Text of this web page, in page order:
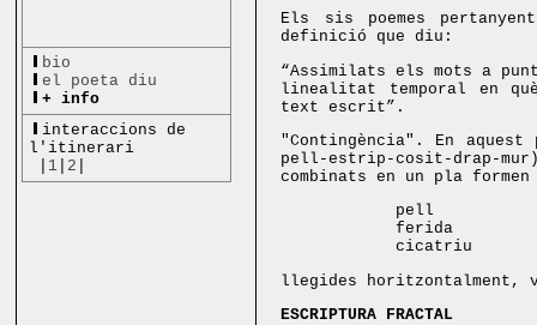
bio
el poeta diu
+ info
interaccions de
l'itinerari
1 2
Els sis poemes
definició que diu:
“Assimilats els mots a
linealitat temporal en
text escrit”.
"Contingència". En
pell-estrip-cosit-drap-
combinats en un pla
pell
ferida
cicatriu
llegides horitzontalment,
ESCRIPTURA FRACTAL